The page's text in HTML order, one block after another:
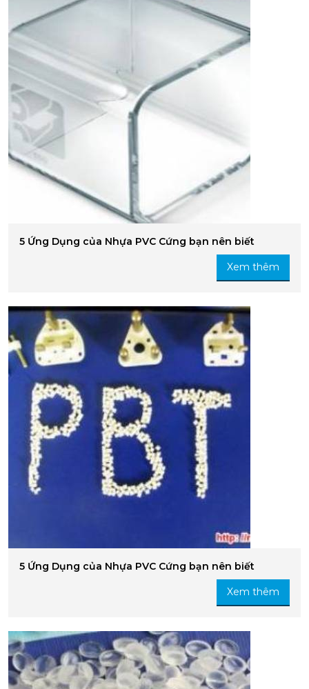
5 Ứng Dụng của Nhựa PVC Cứng bạn nên biết
Xem thêm
5 Ứng Dụng của Nhựa PVC Cứng bạn nên biết
Xem thêm